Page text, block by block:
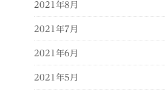
2021年8月
2021年7月
2021年6月
2021年5月